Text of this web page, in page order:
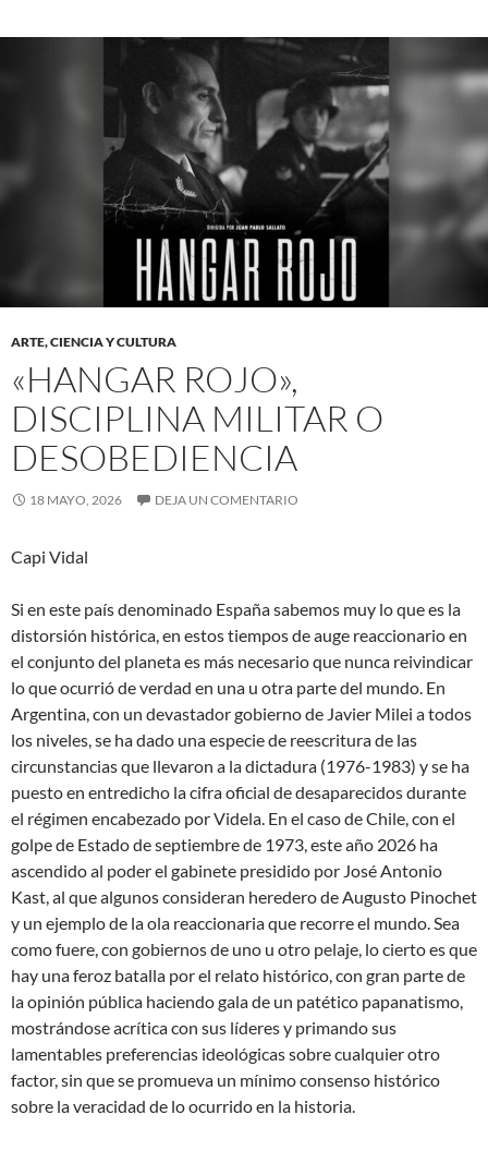
ARTE, CIENCIA Y CULTURA
«HANGAR ROJO»,
DISCIPLINA MILITAR O
DESOBEDIENCIA
18 MAYO, 2026 DEJA UN COMENTARIO
Capi Vidal
Si en este país denominado España sabemos muy lo que es la
distorsión histórica, en estos tiempos de auge reaccionario en
el conjunto del planeta es más necesario que nunca reivindicar
lo que ocurrió de verdad en una u otra parte del mundo. En
Argentina, con un devastador gobierno de Javier Milei a todos
los niveles, se ha dado una especie de reescritura de las
circunstancias que llevaron a la dictadura (1976-1983) y se ha
puesto en entredicho la cifra oficial de desaparecidos durante
el régimen encabezado por Videla. En el caso de Chile, con el
golpe de Estado de septiembre de 1973, este año 2026 ha
ascendido al poder el gabinete presidido por José Antonio
Kast, al que algunos consideran heredero de Augusto Pinochet
y un ejemplo de la ola reaccionaria que recorre el mundo. Sea
como fuere, con gobiernos de uno u otro pelaje, lo cierto es que
hay una feroz batalla por el relato histórico, con gran parte de
la opinión pública haciendo gala de un patético papanatismo,
mostrándose acrítica con sus líderes y primando sus
lamentables preferencias ideológicas sobre cualquier otro
factor, sin que se promueva un mínimo consenso histórico
sobre la veracidad de lo ocurrido en la historia.